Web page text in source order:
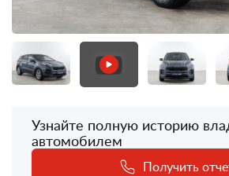
Узнайте полную историю
автомобилем
Получить